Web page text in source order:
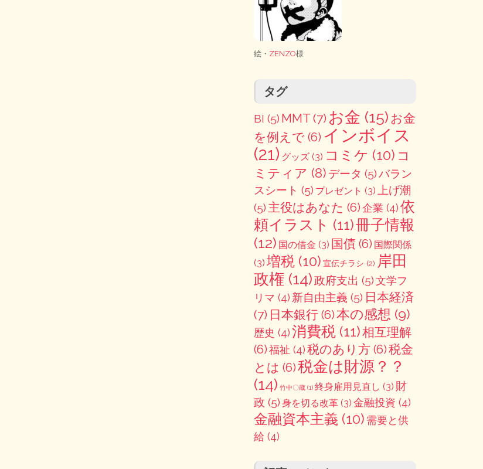
絵・ ZENZO様
タグ
BI (5) MMT(7) お金 (15) お金
を例えで(6) インボイス
(21) グッズ(3) コミケ (10) コ
ミティア (8) データ (5)バラン
スシート (5) プレゼント (3) 上げ潮
(5) 主役はあなた (6)企業 (4)依
頼イラスト (11)冊子情報
(12) 国の借金 (3) 国債(6) 国際関係
(3) 増税(10) 宣伝チラシ (2) 岸田
政権 (14)政府支出 (5)文学フ
リマ (4) 新自由主義 (5) 日本経済
(7) 日本銀行(6)本の感想 (9)
歴史 (4)消費税(11)相互理解
(6)福祉 (4)税のあり方(6)税金
とは (6)税金は財源？？
(14) 竹中〇蔵(1) 終身雇用見直し (3) 財
政 (5) 身を切る改革(3) 金融投資 (4)
金融資本主義 (10) 需要と供
給 (4)